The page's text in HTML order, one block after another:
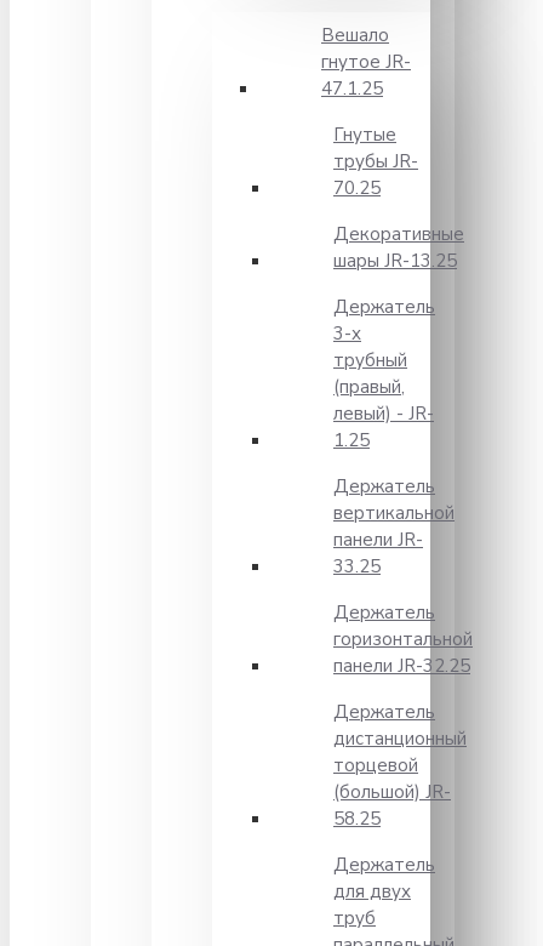
Вешало
гнутое JR-
47.1.25
Гнутые
трубы JR-
70.25
Декоративные
шары JR-13.25
Держатель
3-х
трубный
(правый,
левый) - JR-
1.25
Держатель
вертикальной
панели JR-
33.25
Держатель
горизонтальной
панели JR-32.25
Держатель
дистанционный
торцевой
(большой) JR-
58.25
Держатель
для двух
труб